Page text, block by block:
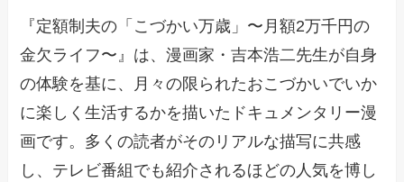
『定額制夫の「こづかい万歳」〜月額2万千円の
金欠ライフ〜』は、漫画家・吉本浩二先生が自身
の体験を基に、月々の限られたおこづかいでいか
に楽しく生活するかを描いたドキュメンタリー漫
画です。多くの読者がそのリアルな描写に共感
し、テレビ番組でも紹介されるほどの人気を博し